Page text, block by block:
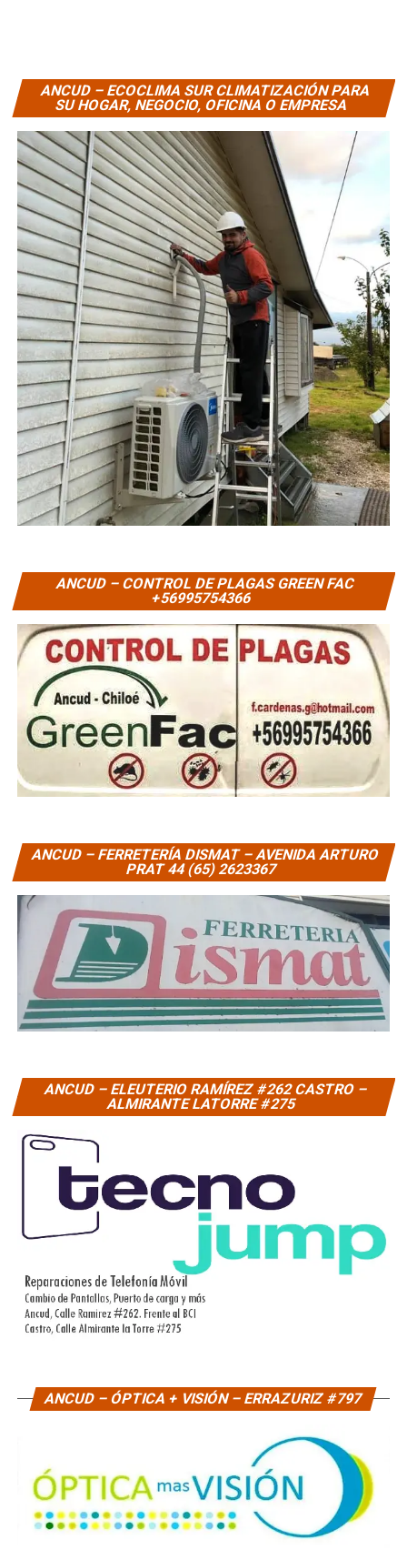
ANCUD – ECOCLIMA SUR CLIMATIZACIÓN PARA
SU HOGAR, NEGOCIO, OFICINA O EMPRESA
ANCUD – CONTROL DE PLAGAS GREEN FAC
+56995754366
ANCUD – FERRETERÍA DISMAT – AVENIDA ARTURO
PRAT 44 (65) 2623367
ANCUD – ELEUTERIO RAMÍREZ #262 CASTRO –
ALMIRANTE LATORRE #275
ANCUD – ÓPTICA + VISIÓN – ERRAZURIZ #797